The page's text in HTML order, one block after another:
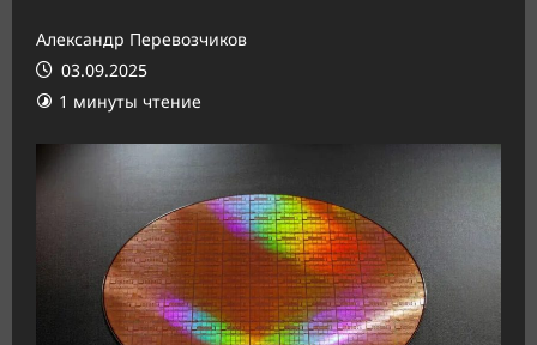
Александр Перевозчиков
03.09.2025
1 минуты чтение